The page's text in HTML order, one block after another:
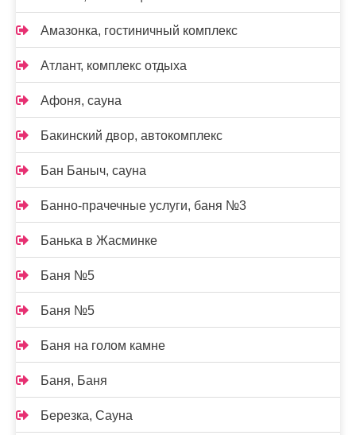
Амазонка, гостиничный комплекс
Атлант, комплекс отдыха
Афоня, сауна
Бакинский двор, автокомплекс
Бан Баныч, сауна
Банно-прачечные услуги, баня №3
Банька в Жасминке
Баня №5
Баня №5
Баня на голом камне
Баня, Баня
Березка, Сауна